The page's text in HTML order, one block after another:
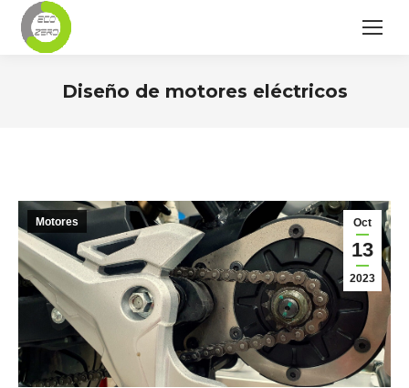
Diseño de motores eléctricos
Oct
13
2023
Motores